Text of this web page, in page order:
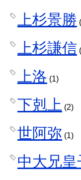
上杉景勝
上杉謙信
上洛 (1)
下剋上 (2)
世阿弥 (1)
中大兄皇